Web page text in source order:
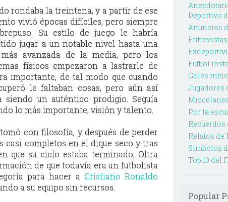
rondaba la treintena, y a partir de ese
vivió épocas difíciles, pero siempre
Su estilo de juego le habría
jugar a un notable nivel hasta una
avanzada de la media, pero los
físicos empezaron a lastrarle de
importante, de tal modo que cuando
le faltaban cosas, pero aún así
siendo un auténtico prodigio. Seguía
lo más importante, visión y talento.
con filosofía, y después de perder
casi completos en el dique seco y tras
que su ciclo estaba terminado, Oltra
de que todavía era un futbolista
para hacer a Cristiano Ronaldo
a su equipo sin recursos.
Deportivo
Anuncios
Entrevistas
Fútbol
Goles
Jugadores
Por la
Recuerdos
Relatos de
Simbolos
Top 10 del
Popular